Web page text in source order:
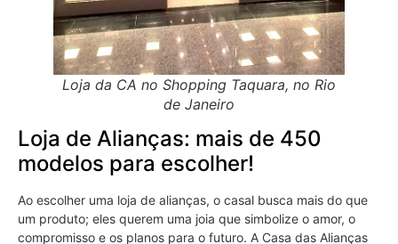
Loja da CA no Shopping Taquara, no Rio
de Janeiro
Loja de Alianças: mais de 450
modelos para escolher!
Ao escolher uma loja de alianças, o casal busca mais do que
um produto; eles querem uma joia que simbolize o amor, o
compromisso e os planos para o futuro. A Casa das Alianças